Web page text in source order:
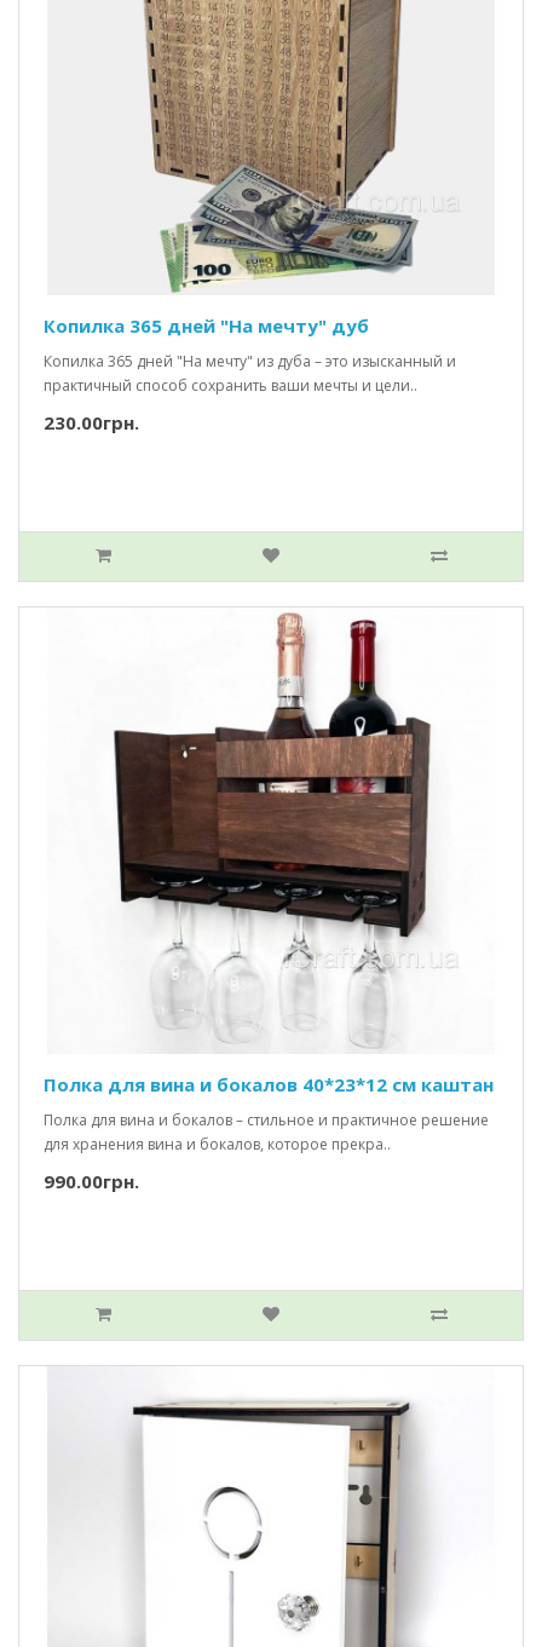
Копилка 365 дней "На мечту" дуб
Копилка 365 дней "На мечту" из дуба – это изысканный и
практичный способ сохранить ваши мечты и цели..
230.00грн.
Полка для вина и бокалов 40*23*12 см каштан
Полка для вина и бокалов – стильное и практичное решение
для хранения вина и бокалов, которое прекра..
990.00грн.